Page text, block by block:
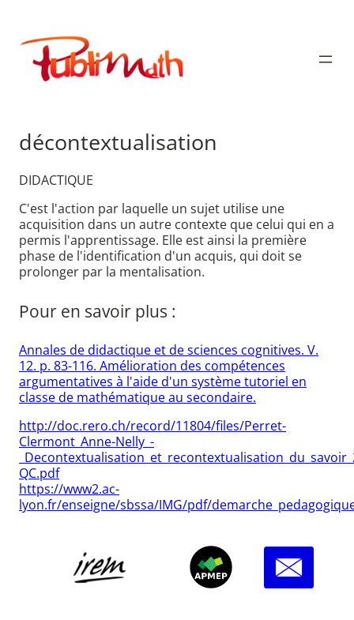
contenu
Publimath
décontextualisation
DIDACTIQUE
C'est l'action par laquelle un sujet utilise une
acquisition dans un autre contexte que celui qui en a
permis l'apprentissage. Elle est ainsi la première
phase de l'identification d'un acquis, qui doit se
prolonger par la mentalisation.
Pour en savoir plus :
Annales de didactique et de sciences cognitives. V.
12. p. 83-116. Amélioration des compétences
argumentatives à l'aide d'un système tutoriel en
classe de mathématique au secondaire.
http://doc.rero.ch/record/11804/files/Perret-
Clermont_Anne-Nelly_-
QC.pdf
https://www2.ac-
lyon.fr/enseigne/sbssa/IMG/pdf/